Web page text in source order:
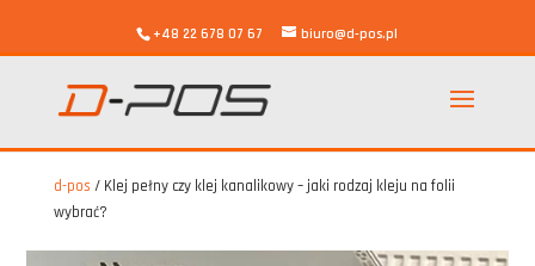
+48 22 678 07 67 biuro@d-pos.pl
d-pos / Klej pełny czy klej kanalikowy – jaki rodzaj kleju na folii
wybrać?